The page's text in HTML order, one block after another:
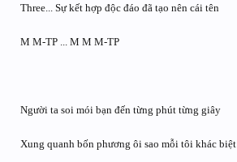
Three... Sự kết hợp độc đáo đã tạo nên cái tên
M M-TP ... M M M-TP
Người ta soi mói bạn đến từng phút từng giây
Xung quanh bốn phương ôi sao mỗi tôi khác biệt